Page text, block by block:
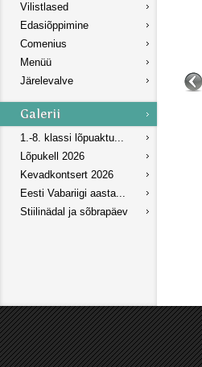
Vilistlased
Edasiõppimine
Comenius
Menüü
Järelevalve
1.-8. klassi lõpuaktu...
Lõpukell 2026
Kevadkontsert 2026
Eesti Vabariigi aasta...
Stiilinädal ja sõbrapäev